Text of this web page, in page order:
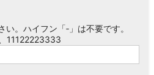
。ハイフン「‐」は不要です。
11122223333